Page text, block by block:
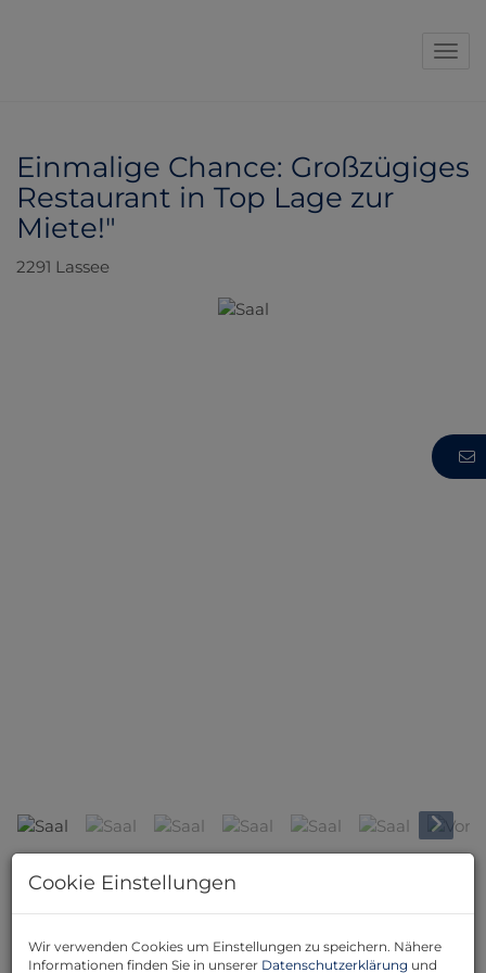
Einmalige Chance: Großzügiges
Restaurant in Top Lage zur
Miete!"
2291 Lassee
Beschreibung
in der charmanten Gemeinde Lassee, Niederösterreich!
Cookie Einstellungen
Wir verwenden Cookies um Einstellungen zu speichern. Nähere
Informationen finden Sie in unserer Datenschutzerklärung und